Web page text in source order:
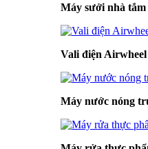
Máy sưởi nhà
Vali điện
Máy nước nóng